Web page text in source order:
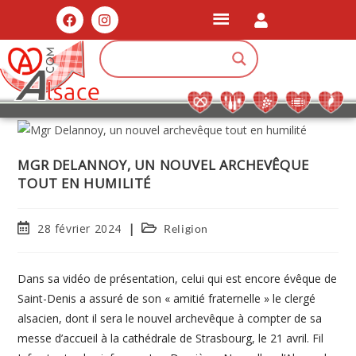
MGR DELANNOY, UN NOUVEL ARCHEVÊQUE
TOUT EN HUMILITÉ
28 février 2024 Religion
Dans sa vidéo de présentation, celui qui est encore évêque de
Saint-Denis a assuré de son « amitié fraternelle » le clergé
alsacien, dont il sera le nouvel archevêque à compter de sa
messe d’accueil à la cathédrale de Strasbourg, le 21 avril. Fil